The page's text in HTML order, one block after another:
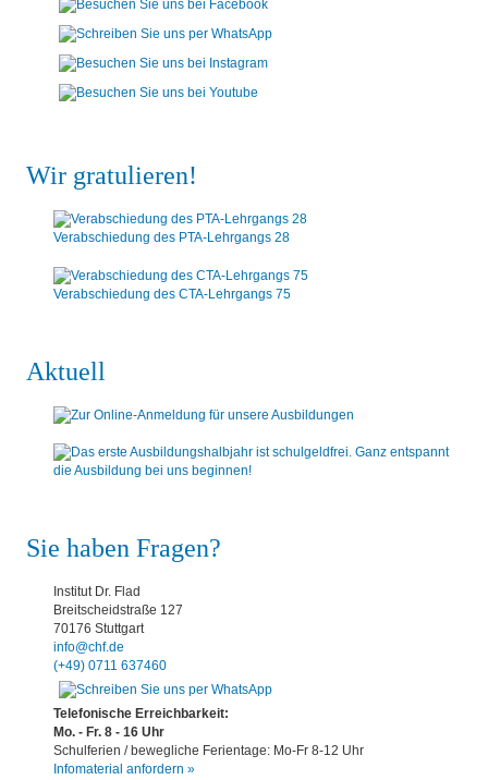
Wir gratulieren!
Verabschiedung des PTA-Lehrgangs 28
Verabschiedung des CTA-Lehrgangs 75
Aktuell
Sie haben Fragen?
Institut Dr. Flad
Breitscheidstraße 127
70176 Stuttgart
info@chf.de
(+49) 0711 637460
Telefonische Erreichbarkeit:
Mo. - Fr. 8 - 16 Uhr
Schulferien / bewegliche Ferientage: Mo-Fr 8-12 Uhr
Infomaterial anfordern »